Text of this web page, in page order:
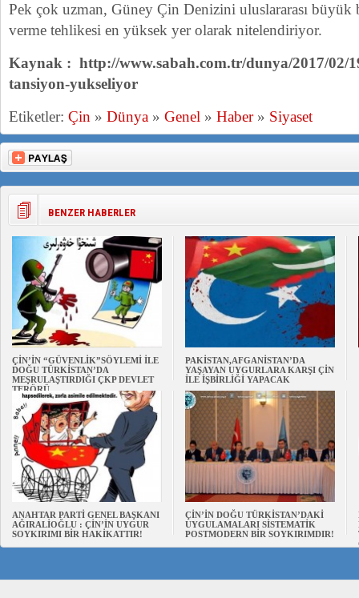
Pek çok uzman, Güney Çin Denizini uluslararası büyük
verme tehlikesi en yüksek yer olarak nitelendiriyor.
Kaynak : http://www.sabah.com.tr/dunya/2017/02/
tansiyon-yukseliyor
Etiketler: Çin » Dünya » Genel » Haber» Siyaset
BENZER HABERLER
ÇİN’İN “GÜVENLİK”SÖYLEMİ İLE
DOĞU TÜRKİSTAN’DA
MEŞRULAŞTIRDIĞI ÇKP DEVLET
TERÖRÜ
PAKİSTAN,AFGANİSTAN’DA
YAŞAYAN UYGURLARA KARŞI ÇİN
İLE İŞBİRLİĞİ YAPACAK
ANAHTAR PARTİ GENEL BAŞKANI
AĞIRALİOĞLU : ÇİN’İN UYGUR
SOYKIRIMI BİR HAKİKATTIR!
ÇİN’İN DOĞU TÜRKİSTAN’DAKİ
UYGULAMALARI SİSTEMATİK
POSTMODERN BİR SOYKIRIMDIR!